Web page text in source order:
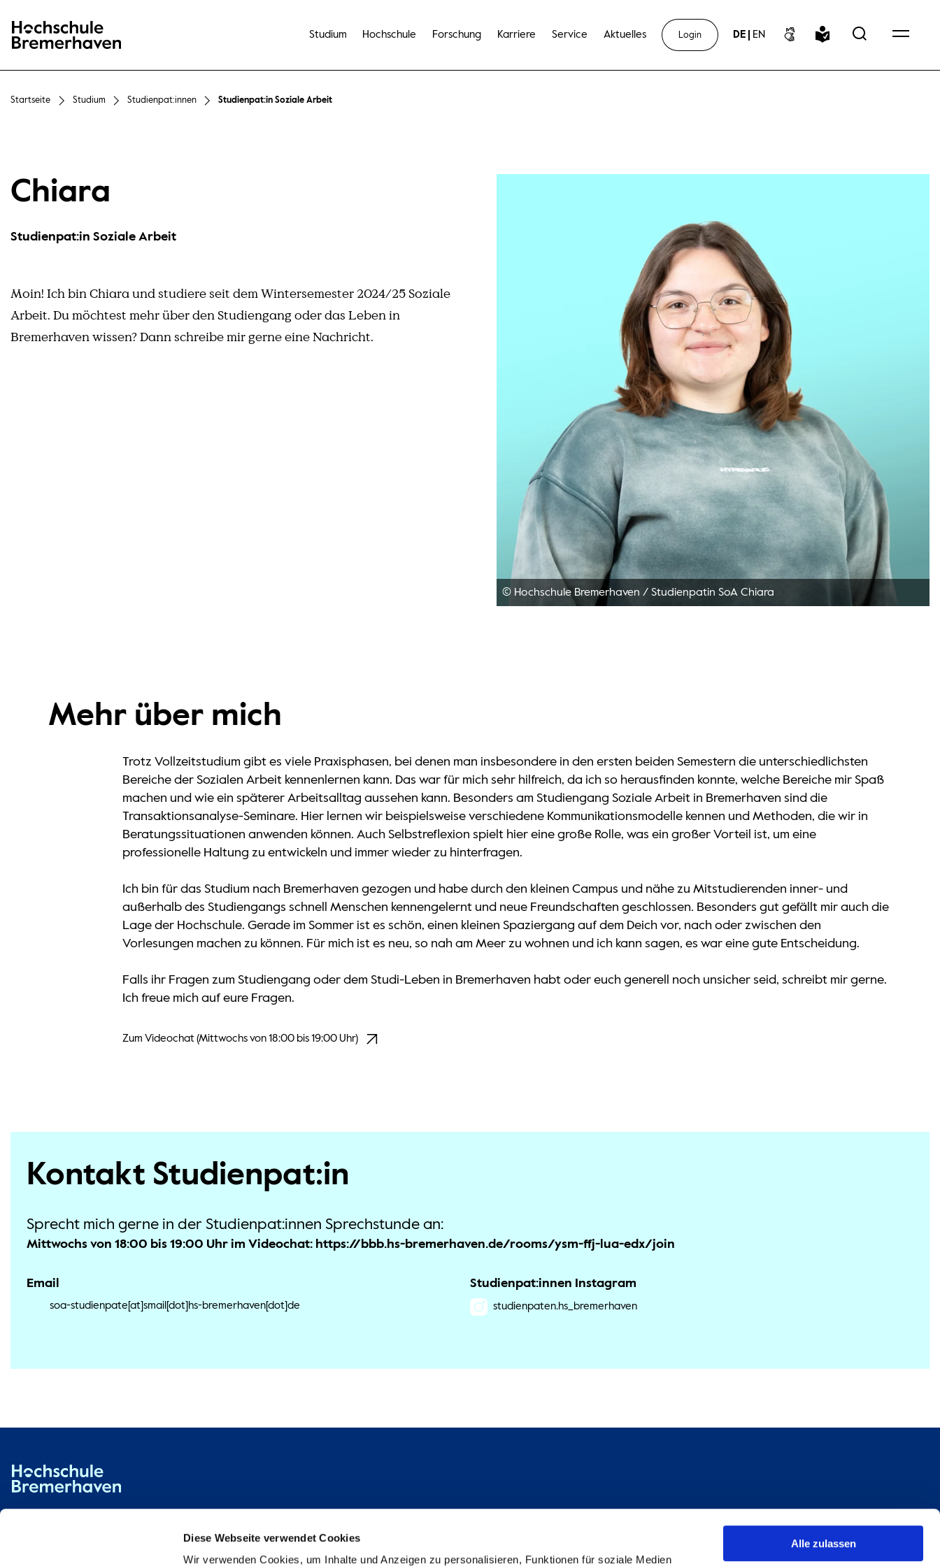
Diese Webseite verwendet Cookies
Wir verwenden Cookies, um Inhalte und Anzeigen zu personalisieren, Funktionen für soziale Medien
Alle zulassen
Hochschule Bremerhaven
Studium Hochschule Forschung Karriere Service Aktuelles Login DE EN
Startseite Studium Studienpat:innen Studienpat:in Soziale Arbeit
Chiara
Studienpat:in Soziale Arbeit
Moin! Ich bin Chiara und studiere seit dem Wintersemester 2024/25 Soziale
Arbeit. Du möchtest mehr über den Studiengang oder das Leben in
Bremerhaven wissen? Dann schreibe mir gerne eine Nachricht.
© Hochschule Bremerhaven /Studienpatin SoA Chiara
Mehr über mich
Trotz Vollzeitstudium gibt es viele Praxisphasen, bei denen man insbesondere in den ersten beiden Semestern die unterschiedlichsten
Bereiche der Sozialen Arbeit kennenlernen kann. Das war für mich sehr hilfreich, da ich so herausfinden konnte, welche Bereiche mir Spaß
machen und wie ein späterer Arbeitsalltag aussehen kann. Besonders am Studiengang Soziale Arbeit in Bremerhaven sind die
Transaktionsanalyse-Seminare. Hier lernen wir beispielsweise verschiedene Kommunikationsmodelle kennen und Methoden, die wir in
Beratungssituationen anwenden können. Auch Selbstreflexion spielt hier eine große Rolle, was ein großer Vorteil ist, um eine
professionelle Haltung zu entwickeln und immer wieder zu hinterfragen.
Ich bin für das Studium nach Bremerhaven gezogen und habe durch den kleinen Campus und nähe zu Mitstudierenden inner- und
außerhalb des Studiengangs schnell Menschen kennengelernt und neue Freundschaften geschlossen. Besonders gut gefällt mir auch die
Lage der Hochschule. Gerade im Sommer ist es schön, einen kleinen Spaziergang auf dem Deich vor, nach oder zwischen den
Vorlesungen machen zu können. Für mich ist es neu, so nah am Meer zu wohnen und ich kann sagen, es war eine gute Entscheidung.
Falls ihr Fragen zum Studiengang oder dem Studi-Leben in Bremerhaven habt oder euch generell noch unsicher seid, schreibt mir gerne.
Ich freue mich auf eure Fragen.
Zum Videochat (Mittwochs von 18:00 bis 19:00 Uhr)
Kontakt Studienpat:in
Sprecht mich gerne in der Studienpat:innen Sprechstunde an:
Mittwochs von 18:00 bis 19:00 Uhr im Videochat: https://bbb.hs-bremerhaven.de/rooms/ysm-ffj-lua-edx/join
Email
soa-studienpate[at]smail[dot]hs-bremerhaven[dot]de
Studienpat:innen Instagram
studienpaten.hs_bremerhaven